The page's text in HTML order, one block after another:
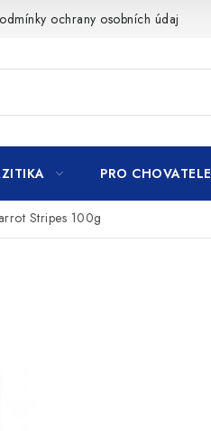
ochrany osobních údajů
PRO CHOVATELE
Stripes 100g